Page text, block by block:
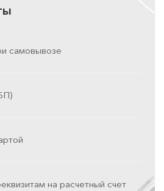
самовывозе
на расчетный счет